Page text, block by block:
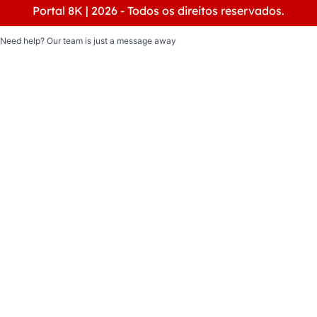
Portal 8K | 2026 - Todos os direitos reservados.
Need help? Our team is just a message away